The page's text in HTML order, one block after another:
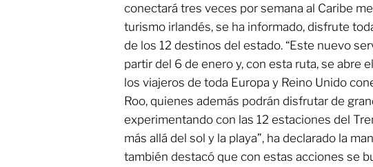
conectará tres veces por semana al Caribe
turismo irlandés, se ha informado, disfrute
de los 12 destinos del estado. “Este nuevo
partir del 6 de enero y, con esta ruta, se abre
los viajeros de toda Europa y Reino Unido
Roo, quienes además podrán disfrutar de
experimentando con las 12 estaciones del
más allá del sol y la playa”, ha declarado la
también destacó que con estas acciones se